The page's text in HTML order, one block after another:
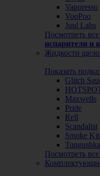
Vaporesso
VooPoo
Juul Labs
Посмотреть
испарители и
Жидкости
Показать
Glitch
Maxwells
Pride
Rell
Scandalist
Smoke
Tungushka
Посмотреть